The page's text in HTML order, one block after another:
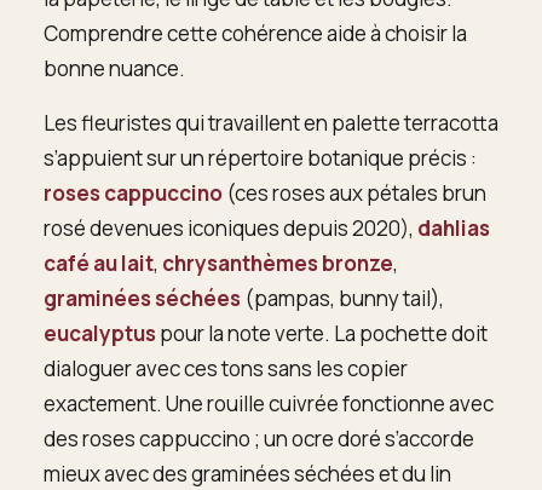
Comprendre cette cohérence aide à choisir la
bonne nuance.
Les fleuristes qui travaillent en palette terracotta
s’appuient sur un répertoire botanique précis :
roses cappuccino (ces roses aux pétales brun
rosé devenues iconiques depuis 2020), dahlias
café au lait, chrysanthèmes bronze,
graminées séchées (pampas, bunny tail),
eucalyptus pour la note verte. La pochette doit
dialoguer avec ces tons sans les copier
exactement. Une rouille cuivrée fonctionne avec
des roses cappuccino ; un ocre doré s’accorde
mieux avec des graminées séchées et du lin